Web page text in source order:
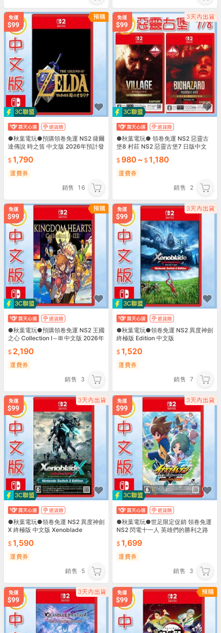
●秋葉電玩●預購領卷免運 NS2 薩爾
達傳說 時之笛 中文版 2026年預計發
1,790
運費券
銷售 16
●秋葉電玩● 領卷免運 NS2 惡靈古
堡8 村莊 NS2 惡靈古堡7 日版中文
980 ~ 1,180
運費券
銷售
2
●秋葉電玩●預購領卷免運 NS2 王國
之心 Collection I～III 中文版 2026年
2,190
運費券
銷售
3
●秋葉電玩●領卷免運 NS2 異度神劍
終極版 Edition 中文版
1,520
運費券
銷售 7
●秋葉電玩●領卷免運 NS2 異度神劍
X 終極版 中文版 Xenoblade
1,590
運費券
銷售
5
●秋葉電玩●世足限定促銷 領卷免運
NS2 閃電十一人 英雄們的勝利之路
1,699
運費券
銷售
3